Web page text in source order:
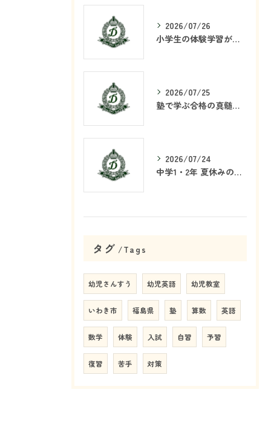
2026/07/26
小学生の体験学習が塾で重要な理由
2026/07/25
塾で学ぶ合格の真髄とは何か
2026/07/24
中学1・2年 夏休みの学習戦略
タグ Tags
幼児さんすう 幼児英語 幼児教室
いわき市 福島県 塾 算数 英語
数学 体験 入試 自習 予習
復習 苦手 対策